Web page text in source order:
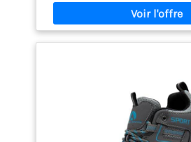
performante sur tous les types
terrain. Protégez vos pieds
distance ou